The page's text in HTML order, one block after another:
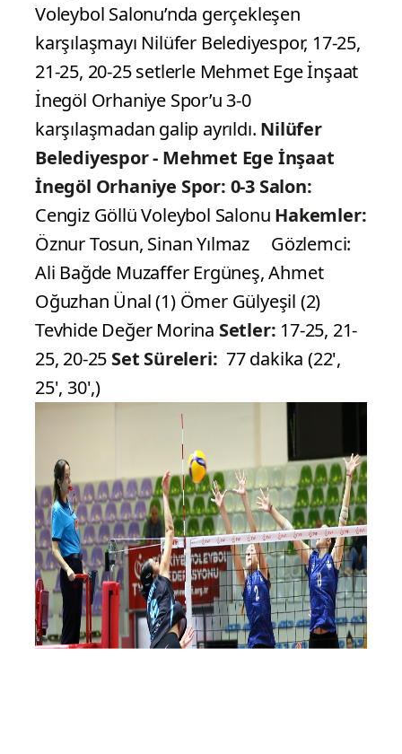
Voleybol Salonu’nda gerçekleşen
karşılaşmayı Nilüfer Belediyespor, 17-25,
21-25, 20-25 setlerle Mehmet Ege İnşaat
İnegöl Orhaniye Spor’u 3-0
karşılaşmadan galip ayrıldı. Nilüfer
Belediyespor - Mehmet Ege İnşaat
İnegöl Orhaniye Spor: 0-3 Salon:
Cengiz Göllü Voleybol Salonu Hakemler:
Öznur Tosun, Sinan Yılmaz Gözlemci:
Ali Bağde Muzaffer Ergüneş, Ahmet
Oğuzhan Ünal (1) Ömer Gülyeşil (2)
Tevhide Değer Morina Setler: 17-25, 21-
25, 20-25 Set Süreleri:77 dakika (22',
25', 30',)